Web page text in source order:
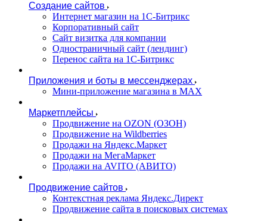
Создание сайтов
Интернет магазин на 1С-Битрикс
Корпоративный сайт
Сайт визитка для компании
Одностраничный сайт (лендинг)
Перенос сайта на 1С-Битрикс
Приложения и боты в мессенджерах
Мини-приложение магазина в MAX
Маркетплейсы
Продвижение на OZON (ОЗОН)
Продвижение на Wildberries
Продажи на Яндекс.Маркет
Продажи на МегаМаркет
Продажи на AVITO (АВИТО)
Продвижение сайтов
Контекстная реклама Яндекс.Директ
Продвижение сайта в поисковых системах